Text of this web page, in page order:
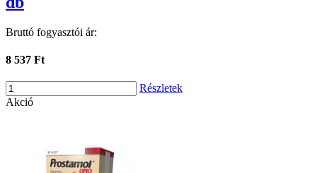
Bruttó fogyasztói ár:
8 537 Ft
Részletek
Akció